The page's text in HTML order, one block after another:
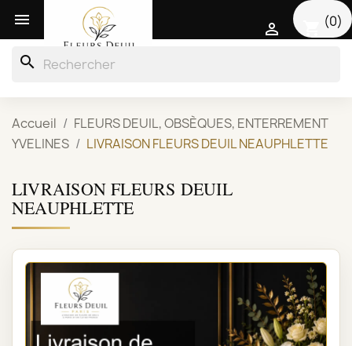
 (0)

search
Accueil
FLEURS DEUIL, OBSÈQUES, ENTERREMENT
YVELINES
LIVRAISON FLEURS DEUIL NEAUPHLETTE
LIVRAISON FLEURS DEUIL
NEAUPHLETTE